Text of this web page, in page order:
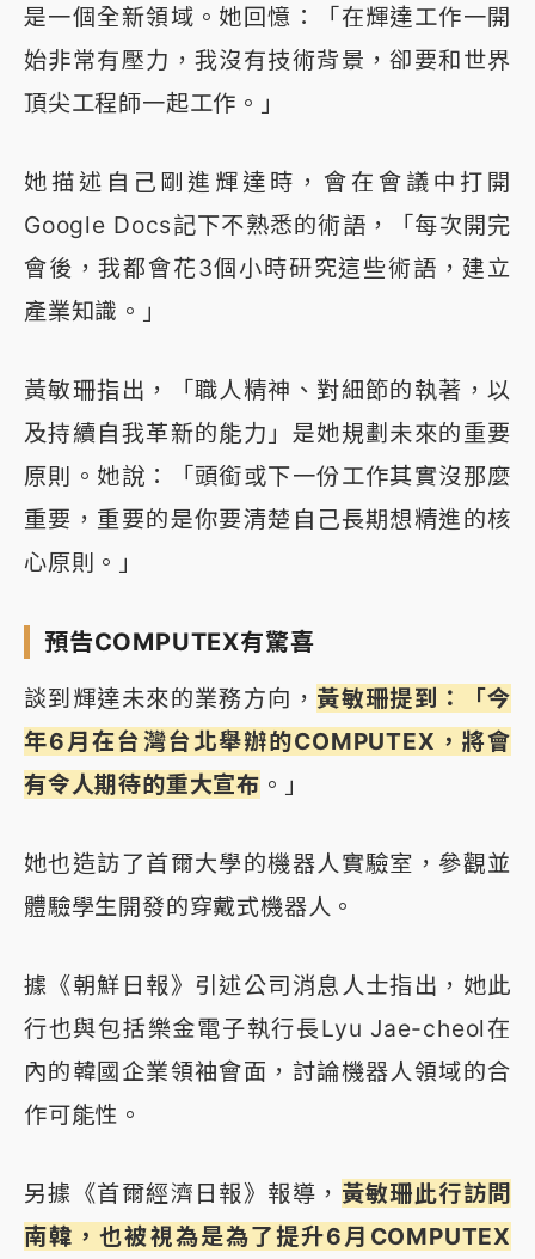
是一個全新領域。她回憶：「在輝達工作一開
始非常有壓力，我沒有技術背景，卻要和世界
頂尖工程師一起工作。」
她描述自己剛進輝達時，會在會議中打開
Google Docs記下不熟悉的術語，「每次開完
會後，我都會花3個小時研究這些術語，建立
產業知識。」
黃敏珊指出，「職人精神、對細節的執著，以
及持續自我革新的能力」是她規劃未來的重要
原則。她說：「頭銜或下一份工作其實沒那麼
重要，重要的是你要清楚自己長期想精進的核
心原則。」
預告COMPUTEX有驚喜
談到輝達未來的業務方向， 黃敏珊提到：「今
年6月在台灣台北舉辦的COMPUTEX，將會
有令人期待的重大宣布 。」
她也造訪了首爾大學的機器人實驗室，參觀並
體驗學生開發的穿戴式機器人。
據《朝鮮日報》引述公司消息人士指出，她此
行也與包括樂金電子執行長Lyu Jae-cheol在
內的韓國企業領袖會面，討論機器人領域的合
作可能性。
另據《首爾經濟日報》報導， 黃敏珊此行訪問
南韓，也被視為是為了提升6月COMPUTEX